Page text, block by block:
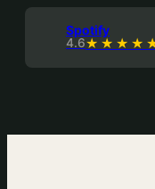
Spotify
4.6